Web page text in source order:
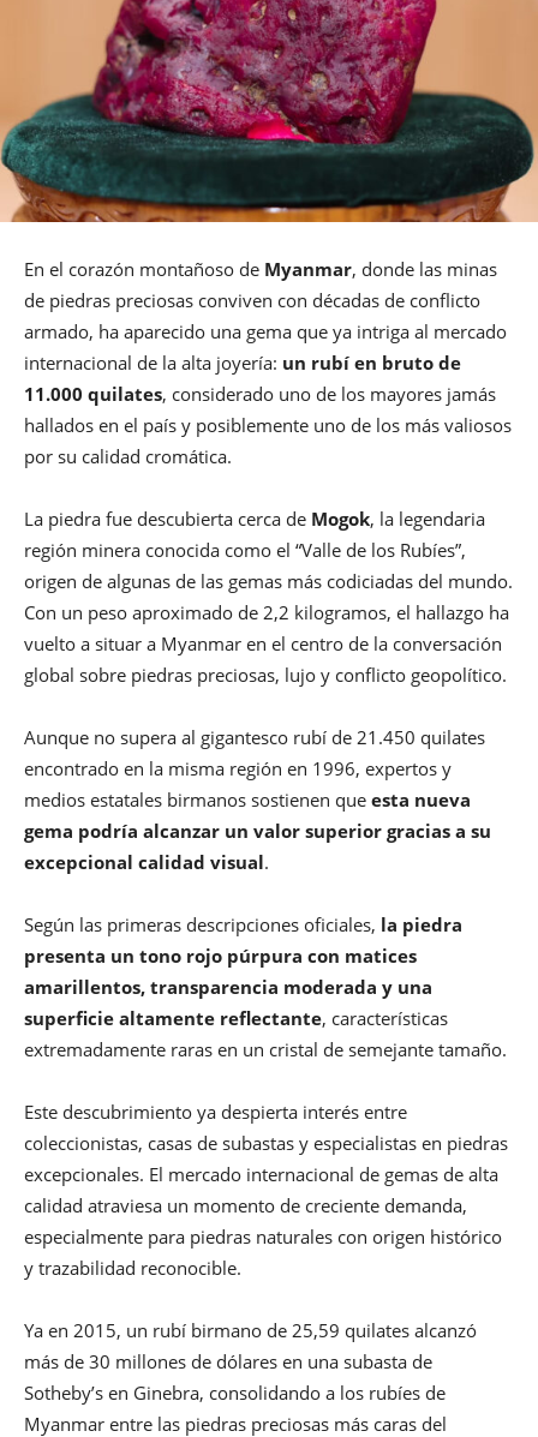
En el corazón montañoso de Myanmar, donde las minas
de piedras preciosas conviven con décadas de conflicto
armado, ha aparecido una gema que ya intriga al mercado
internacional de la alta joyería: un rubí en bruto de
11.000 quilates, considerado uno de los mayores jamás
hallados en el país y posiblemente uno de los más valiosos
por su calidad cromática.
La piedra fue descubierta cerca de Mogok, la legendaria
región minera conocida como el “Valle de los Rubíes”,
origen de algunas de las gemas más codiciadas del mundo.
Con un peso aproximado de 2,2 kilogramos, el hallazgo ha
vuelto a situar a Myanmar en el centro de la conversación
global sobre piedras preciosas, lujo y conflicto geopolítico.
Aunque no supera al gigantesco rubí de 21.450 quilates
encontrado en la misma región en 1996, expertos y
medios estatales birmanos sostienen que esta nueva
gema podría alcanzar un valor superior gracias a su
excepcional calidad visual.
Según las primeras descripciones oficiales, la piedra
presenta un tono rojo púrpura con matices
amarillentos, transparencia moderada y una
superficie altamente reflectante, características
extremadamente raras en un cristal de semejante tamaño.
Este descubrimiento ya despierta interés entre
coleccionistas, casas de subastas y especialistas en piedras
excepcionales. El mercado internacional de gemas de alta
calidad atraviesa un momento de creciente demanda,
especialmente para piedras naturales con origen histórico
y trazabilidad reconocible.
Ya en 2015, un rubí birmano de 25,59 quilates alcanzó
más de 30 millones de dólares en una subasta de
Sotheby’s en Ginebra, consolidando a los rubíes de
Myanmar entre las piedras preciosas más caras del